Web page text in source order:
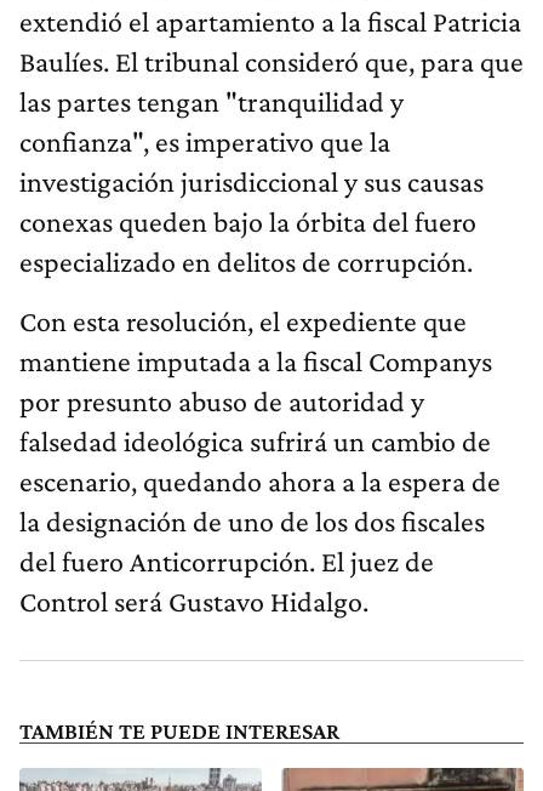
extendió el apartamiento a la fiscal Patricia
Baulíes. El tribunal consideró que, para que
las partes tengan "tranquilidad y
confianza", es imperativo que la
investigación jurisdiccional y sus causas
conexas queden bajo la órbita del fuero
especializado en delitos de corrupción.
Con esta resolución, el expediente que
mantiene imputada a la fiscal Companys
por presunto abuso de autoridad y
falsedad ideológica sufrirá un cambio de
escenario, quedando ahora a la espera de
la designación de uno de los dos fiscales
del fuero Anticorrupción. El juez de
Control será Gustavo Hidalgo.
TAMBIÉN TE PUEDE INTERESAR